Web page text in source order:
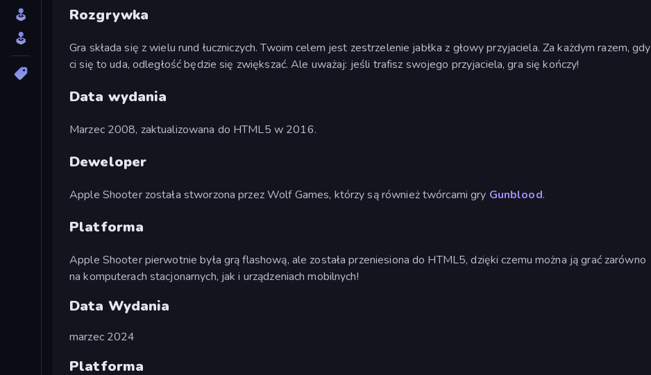
Rozgrywka
Gra składa się z wielu rund łuczniczych. Twoim celem jest zestrzelenie jabłka z głowy przyjaciela. Za każdym razem, gdy
ci się to uda, odległość będzie się zwiększać. Ale uważaj: jeśli trafisz swojego przyjaciela, gra się kończy!
Data wydania
Marzec 2008, zaktualizowana do HTML5 w 2016.
Deweloper
Apple Shooter została stworzona przez Wolf Games, którzy są również twórcami gry Gunblood.
Platforma
Apple Shooter pierwotnie była grą flashową, ale została przeniesiona do HTML5, dzięki czemu można ją grać zarówno
na komputerach stacjonarnych, jak i urządzeniach mobilnych!
Data Wydania
marzec 2024
Platforma